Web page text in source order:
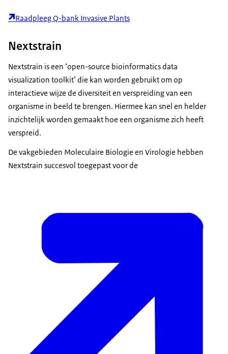
Raadpleeg Q-bank Invasive Plants
Nextstrain
Nextstrain is een ‘open-source bioinformatics data
visualization toolkit’ die kan worden gebruikt om op
interactieve wijze de diversiteit en verspreiding van een
organisme in beeld te brengen. Hiermee kan snel en helder
inzichtelijk worden gemaakt hoe een organisme zich heeft
verspreid.
De vakgebieden Moleculaire Biologie en Virologie hebben
Nextstrain succesvol toegepast voor de